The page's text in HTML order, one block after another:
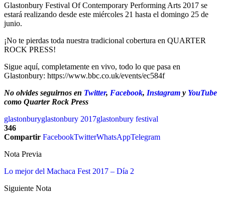
Glastonbury Festival Of Contemporary Performing Arts 2017 se
estará realizando desde este miércoles 21 hasta el domingo 25 de
junio.
¡No te pierdas toda nuestra tradicional cobertura en QUARTER
ROCK PRESS!
Sigue aquí, completamente en vivo, todo lo que pasa en
Glastonbury: https://www.bbc.co.uk/events/ec584f
No olvides seguirnos en Twitter, Facebook, Instagram y YouTube
como Quarter Rock Press
glastonburyglastonbury 2017glastonbury festival
346
Compartir FacebookTwitterWhatsAppTelegram
Nota Previa
Lo mejor del Machaca Fest 2017 – Día 2
Siguiente Nota